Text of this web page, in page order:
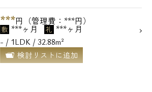
***円（管理費：***円）
敷 ***ヶ月 礼 ***ヶ月
- / 1LDK / 32.88m²
検討リストに追加